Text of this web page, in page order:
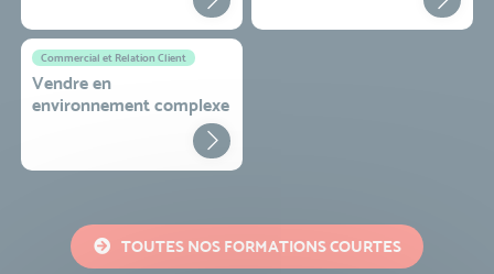
Commercial et Relation Client
Vendre en
environnement complexe
TOUTES NOS FORMATIONS COURTES